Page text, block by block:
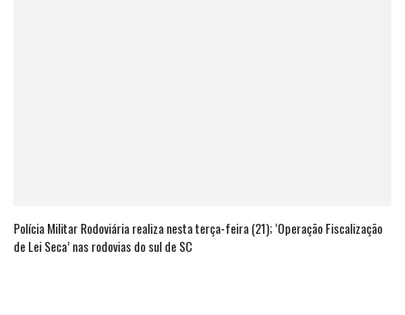
Polícia Militar Rodoviária realiza nesta terça-feira (21); ‘Operação Fiscalização
de Lei Seca’ nas rodovias do sul de SC